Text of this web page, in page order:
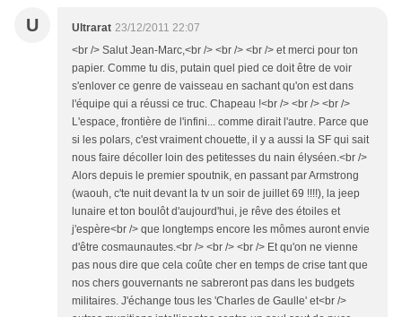
U Ultrarat 23/12/2011 22:07
<br /> Salut Jean-Marc,<br /> <br /> <br /> et merci pour ton
papier. Comme tu dis, putain quel pied ce doit être de voir
s'enlover ce genre de vaisseau en sachant qu'on est dans
l'équipe qui a réussi ce truc. Chapeau !<br /> <br /> <br />
L'espace, frontière de l'infini... comme dirait l'autre. Parce que
si les polars, c'est vraiment chouette, il y a aussi la SF qui sait
nous faire décoller loin des petitesses du nain élyséen.<br />
Alors depuis le premier spoutnik, en passant par Armstrong
(waouh, c'te nuit devant la tv un soir de juillet 69 !!!!), la jeep
lunaire et ton boulôt d'aujourd'hui, je rêve des étoiles et
j'espère<br /> que longtemps encore les mômes auront envie
d'être cosmaunautes.<br /> <br /> <br /> Et qu'on ne vienne
pas nous dire que cela coûte cher en temps de crise tant que
nos chers gouvernants ne sabreront pas dans les budgets
militaires. J'échange tous les 'Charles de Gaulle' et<br />